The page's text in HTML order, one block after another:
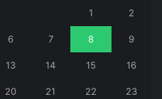
1 2
6 7 8 9
13 14 15 16
20 21 22 23